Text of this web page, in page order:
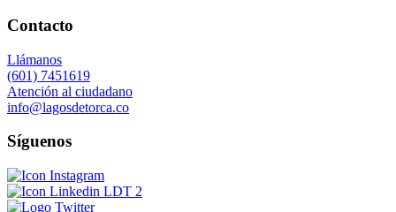
Contacto
Llámanos
(601) 7451619
Atención al ciudadano
info@lagosdetorca.co
Síguenos